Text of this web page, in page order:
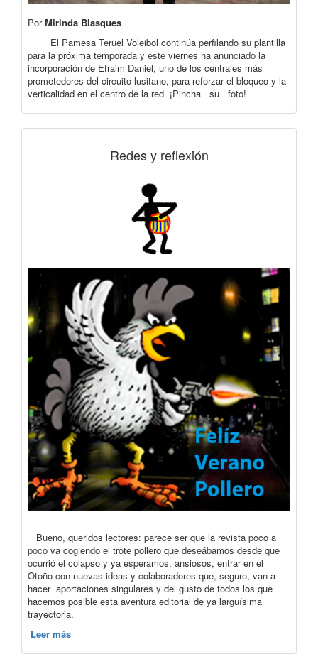
PorMirinda Blasques
El Pamesa Teruel Voleibol continúa perfilando su plantilla
para la próxima temporada y este viernes ha anunciado la
incorporación de Efraim Daniel, uno de los centrales más
prometedores del circuito lusitano, para reforzar el bloqueo y la
verticalidad en el centro de la red ¡Pincha su foto!
Redes y reflexión
Bueno, queridos lectores: parece ser que la revista poco a
poco va cogiendo el trote pollero que deseábamos desde que
ocurrió el colapso y ya esperamos, ansiosos, entrar en el
Otoño con nuevas ideas y colaboradores que, seguro, van a
hacer aportaciones singulares y del gusto de todos los que
hacemos posible esta aventura editorial de ya larguísima
trayectoria.
Leer más